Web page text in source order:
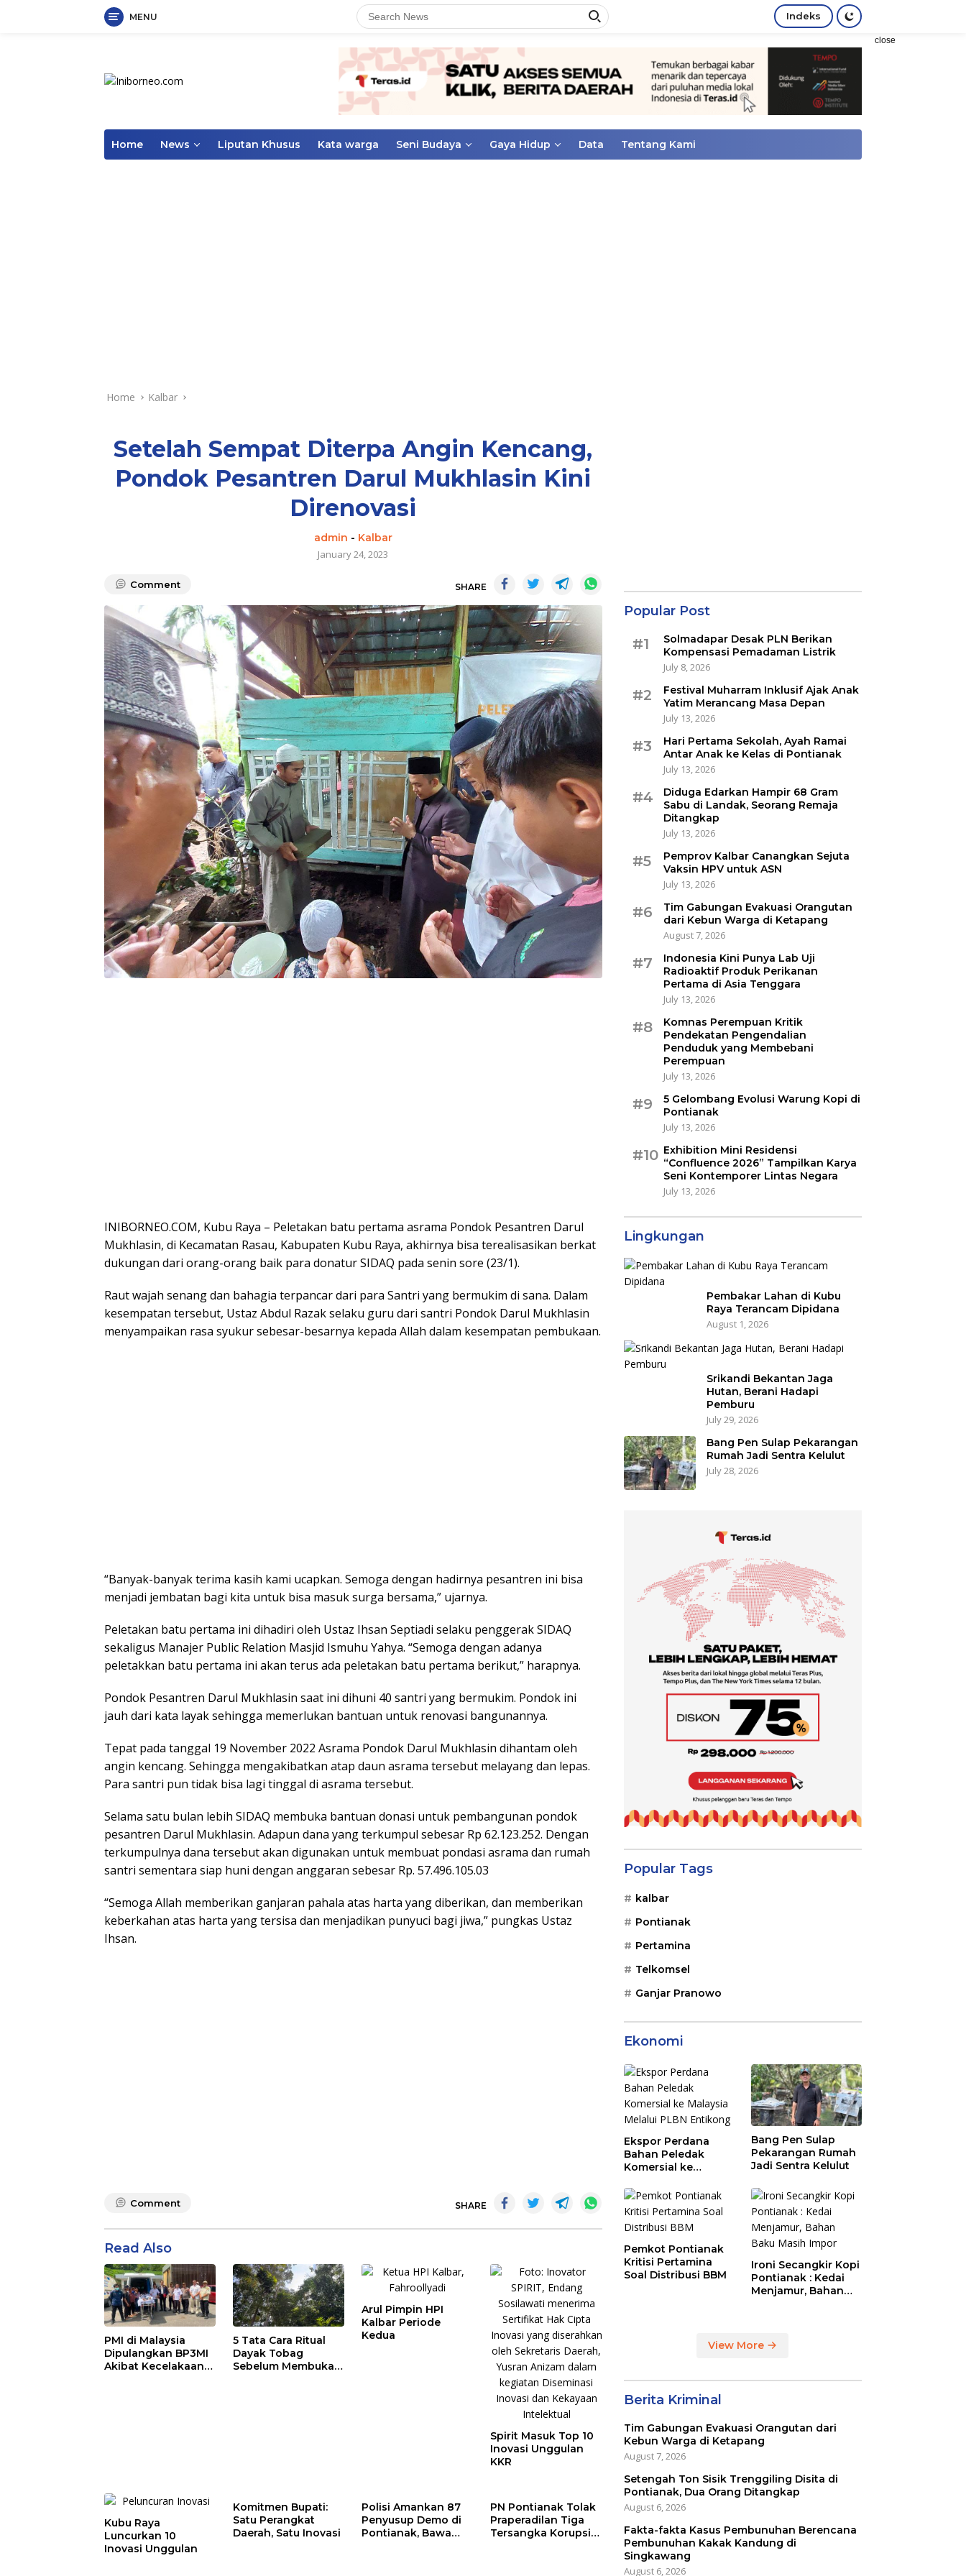
MENU Indeks
close
Home News Liputan Khusus Kata warga Seni Budaya Gaya Hidup Data Tentang Kami
Home Kalbar
Setelah Sempat Diterpa Angin Kencang,
Pondok Pesantren Darul Mukhlasin Kini
Direnovasi
admin - Kalbar
January 24, 2023
Comment SHARE
INIBORNEO.COM, Kubu Raya – Peletakan batu pertama asrama Pondok Pesantren Darul
Mukhlasin, di Kecamatan Rasau, Kabupaten Kubu Raya, akhirnya bisa terealisasikan berkat
dukungan dari orang-orang baik para donatur SIDAQ pada senin sore (23/1).
Raut wajah senang dan bahagia terpancar dari para Santri yang bermukim di sana. Dalam
kesempatan tersebut, Ustaz Abdul Razak selaku guru dari santri Pondok Darul Mukhlasin
menyampaikan rasa syukur sebesar-besarnya kepada Allah dalam kesempatan pembukaan.
“Banyak-banyak terima kasih kami ucapkan. Semoga dengan hadirnya pesantren ini bisa
menjadi jembatan bagi kita untuk bisa masuk surga bersama,” ujarnya.
Peletakan batu pertama ini dihadiri oleh Ustaz Ihsan Septiadi selaku penggerak SIDAQ
sekaligus Manajer Public Relation Masjid Ismuhu Yahya. “Semoga dengan adanya
peletakkan batu pertama ini akan terus ada peletakan batu pertama berikut,” harapnya.
Pondok Pesantren Darul Mukhlasin saat ini dihuni 40 santri yang bermukim. Pondok ini
jauh dari kata layak sehingga memerlukan bantuan untuk renovasi bangunannya.
Tepat pada tanggal 19 November 2022 Asrama Pondok Darul Mukhlasin dihantam oleh
angin kencang. Sehingga mengakibatkan atap daun asrama tersebut melayang dan lepas.
Para santri pun tidak bisa lagi tinggal di asrama tersebut.
Selama satu bulan lebih SIDAQ membuka bantuan donasi untuk pembangunan pondok
pesantren Darul Mukhlasin. Adapun dana yang terkumpul sebesar Rp 62.123.252. Dengan
terkumpulnya dana tersebut akan digunakan untuk membuat pondasi asrama dan rumah
santri sementara siap huni dengan anggaran sebesar Rp. 57.496.105.03
“Semoga Allah memberikan ganjaran pahala atas harta yang diberikan, dan memberikan
keberkahan atas harta yang tersisa dan menjadikan punyuci bagi jiwa,” pungkas Ustaz
Ihsan.
Comment SHARE
Read Also
PMI di Malaysia
Dipulangkan BP3MI
Akibat Kecelakaan
5 Tata Cara Ritual
Dayak Tobag
Sebelum Membuka
Arul Pimpin HPI
Kalbar Periode
Kedua
Spirit Masuk Top 10
Inovasi Unggulan
KKR
Kubu Raya
Luncurkan 10
Inovasi Unggulan
Komitmen Bupati:
Satu Perangkat
Daerah, Satu Inovasi
Polisi Amankan 87
Penyusup Demo di
Pontianak, Bawa
PN Pontianak Tolak
Praperadilan Tiga
Tersangka Korupsi
Popular Post
#1
Solmadapar Desak PLN Berikan
Kompensasi Pemadaman Listrik
July 8, 2026
#2
Festival Muharram Inklusif Ajak Anak
Yatim Merancang Masa Depan
July 13, 2026
#3
Hari Pertama Sekolah, Ayah Ramai
Antar Anak ke Kelas di Pontianak
July 13, 2026
#4
Diduga Edarkan Hampir 68 Gram
Sabu di Landak, Seorang Remaja
Ditangkap
July 13, 2026
#5
Pemprov Kalbar Canangkan Sejuta
Vaksin HPV untuk ASN
July 13, 2026
#6
Tim Gabungan Evakuasi Orangutan
dari Kebun Warga di Ketapang
August 7, 2026
#7
Indonesia Kini Punya Lab Uji
Radioaktif Produk Perikanan
Pertama di Asia Tenggara
July 13, 2026
#8
Komnas Perempuan Kritik
Pendekatan Pengendalian
Penduduk yang Membebani
Perempuan
July 13, 2026
#9
5 Gelombang Evolusi Warung Kopi di
Pontianak
July 13, 2026
#10 Exhibition Mini Residensi
“Confluence 2026” Tampilkan Karya
Seni Kontemporer Lintas Negara
July 13, 2026
Lingkungan
Pembakar Lahan di Kubu
Raya Terancam Dipidana
August 1, 2026
Srikandi Bekantan Jaga
Hutan, Berani Hadapi
Pemburu
July 29, 2026
Bang Pen Sulap Pekarangan
Rumah Jadi Sentra Kelulut
July 28, 2026
Popular Tags
kalbar
Pontianak
Pertamina
Telkomsel
Ganjar Pranowo
Ekonomi
Ekspor Perdana
Bahan Peledak
Komersial ke
PLBN Entikong
Bang Pen Sulap
Pekarangan Rumah
Jadi Sentra Kelulut
Pemkot Pontianak
Kritisi Pertamina
Soal Distribusi BBM
Ironi Secangkir Kopi
Pontianak : Kedai
Menjamur, Bahan
View More
Berita Kriminal
Tim Gabungan Evakuasi Orangutan dari
Kebun Warga di Ketapang
August 7, 2026
Setengah Ton Sisik Trenggiling Disita di
Pontianak, Dua Orang Ditangkap
August 6, 2026
Fakta-fakta Kasus Pembunuhan Berencana
Pembunuhan Kakak Kandung di
Singkawang
August 6, 2026